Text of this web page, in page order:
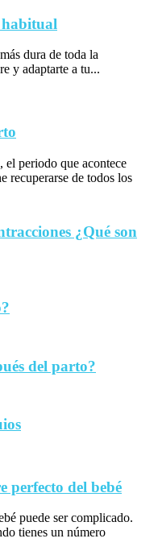
dura de toda la
y adaptarte a tu...
el periodo que acontece
recuperarse de todos los
¿Qué son
del parto?
perfecto del bebé
puede ser complicado.
tienes un número